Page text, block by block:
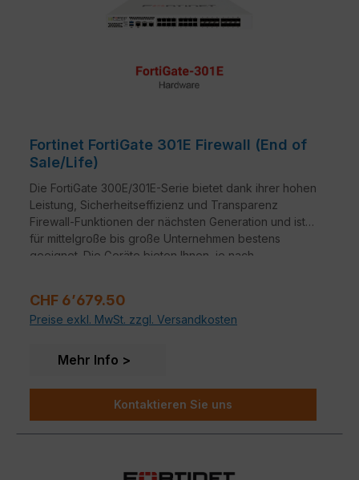
Fortinet FortiGate 301E Firewall (End of
Sale/Life)
Die FortiGate 300E/301E-Serie bietet dank ihrer hohen
Leistung, Sicherheitseffizienz und Transparenz
Firewall-Funktionen der nächsten Generation und ist
für mittelgroße bis große Unternehmen bestens
geeignet. Die Geräte bieten Ihnen, je nach
perfekte Grundlage für maximale Sicherheit Ihres
Netzwerkes.
Regulärer Preis:
CHF 6’679.50
Preise exkl. MwSt. zzgl. Versandkosten
Mehr Info
Kontaktieren Sie uns